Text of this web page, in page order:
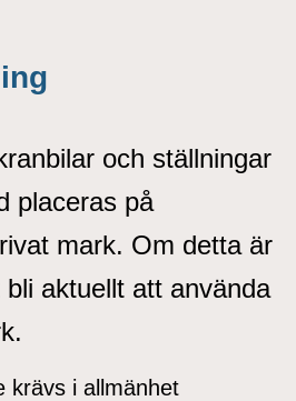
och ställningar
placeras på
mark. Om detta är
aktuellt att använda
krävs i allmänhet